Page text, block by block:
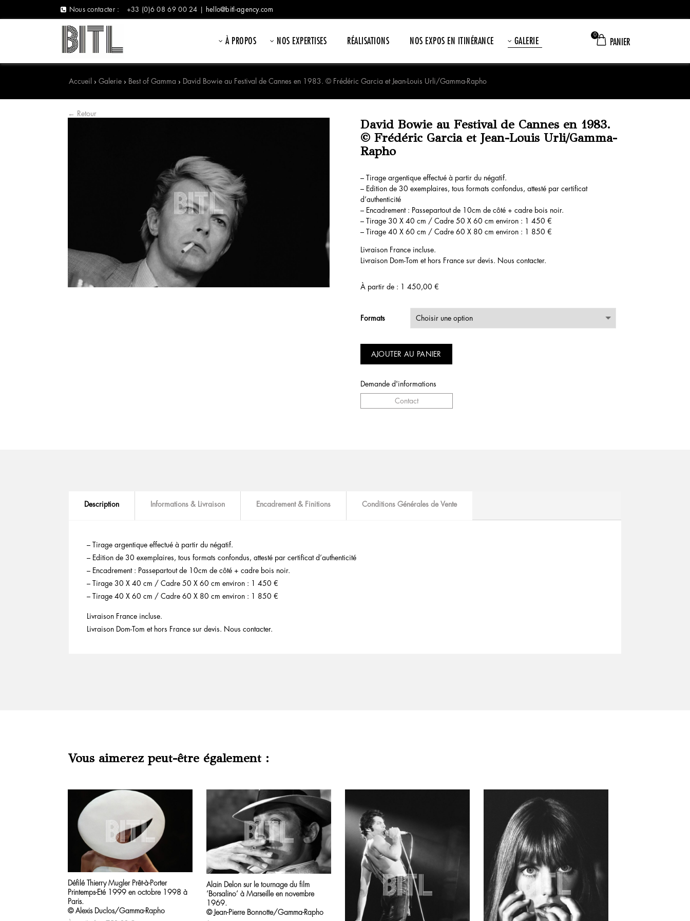
Nous contacter : +33 (0)6 08 69 00 24 | hello@bitl-agency.com
À PROPOS NOS EXPERTISES RÉALISATIONS NOS EXPOS EN ITINÉRANCE GALERIE
0
PANIER
Accueil ›Galerie › Best of Gamma › David Bowie au Festival de Cannes en 1983. © Frédéric Garcia et Jean-Louis Urli/Gamma-Rapho
← Retour
David Bowie au Festival de Cannes en 1983.
© Frédéric Garcia et Jean-Louis Urli/Gamma-
Rapho
– Tirage argentique effectué à partir du négatif.
– Edition de 30 exemplaires, tous formats confondus, attesté par certificat
d’authenticité
– Encadrement : Passepartout de 10cm de côté + cadre bois noir.
– Tirage 30 X 40 cm / Cadre 50 X 60 cm environ : 1 450 €
– Tirage 40 X 60 cm / Cadre 60 X 80 cm environ : 1 850 €
Livraison France incluse.
Livraison Dom-Tom et hors France sur devis. Nous contacter.
À partir de : 1 450,00 €
Formats
AJOUTER AU PANIER
Demande d'informations
Contact
Description Informations & Livraison Encadrement & Finitions Conditions Générales de Vente
– Tirage argentique effectué à partir du négatif.
– Edition de 30 exemplaires, tous formats confondus, attesté par certificat d’authenticité
– Encadrement : Passepartout de 10cm de côté + cadre bois noir.
– Tirage 30 X 40 cm / Cadre 50 X 60 cm environ : 1 450 €
– Tirage 40 X 60 cm / Cadre 60 X 80 cm environ : 1 850 €
Livraison France incluse.
Livraison Dom-Tom et hors France sur devis. Nous contacter.
Vous aimerez peut-être également :
Produits similaires
Défilé Thierry Mugler Prêt-à-Porter
Printemps-Eté 1999 en octobre 1998 à
Paris.
© Alexis Duclos/Gamma-Rapho
Alain Delon sur le tournage du film
‘Borsalino’ à Marseille en novembre
1969.
© Jean-Pierre Bonnotte/Gamma-Rapho